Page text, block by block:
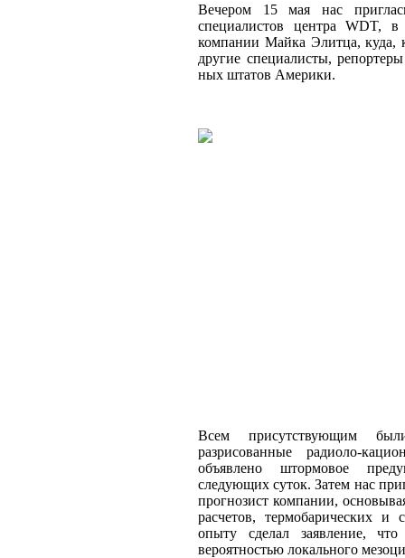
Вечером 15 мая нас
специалистов центра WDT, в
компании Майка Элитца, куда,
другие специалисты,
ных штатов Америки.
Всем присутствующим
разрисованные радиоло-
объявлено штормовое
следующих суток. Затем нас
прогнозист компании,
расчетов, термобарических
опыту сделал заявление,
вероятностью локального